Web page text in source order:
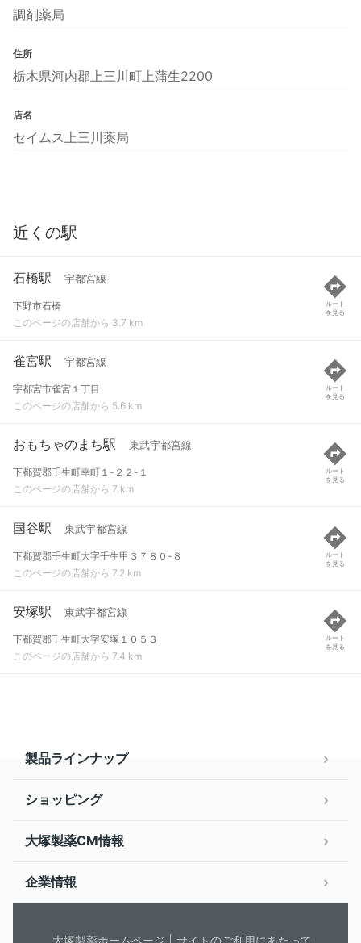
調剤薬局
住所
栃木県河内郡上三川町上蒲生2200
店名
セイムス上三川薬局
近くの駅
石橋駅 宇都宮線
下野市石橋
このページの店舗から 3.7 km
ルート
を見る
雀宮駅 宇都宮線
宇都宮市雀宮１丁目
このページの店舗から 5.6 km
ルート
を見る
おもちゃのまち駅 東武宇都宮線
下都賀郡壬生町幸町１-２２-１
このページの店舗から 7 km
ルート
を見る
国谷駅 東武宇都宮線
下都賀郡壬生町大字壬生甲３７８０-８
このページの店舗から 7.2 km
ルート
を見る
安塚駅 東武宇都宮線
下都賀郡壬生町大字安塚１０５３
このページの店舗から 7.4 km
ルート
を見る
製品ラインナップ
ショッピング
大塚製薬CM情報
企業情報